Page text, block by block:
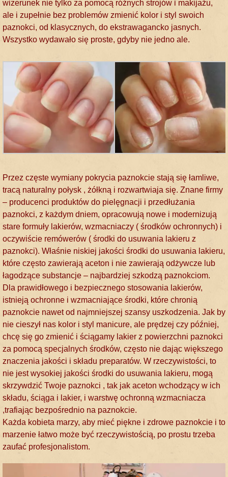
wizerunek nie tylko za pomocą różnych strojów i makijażu,
ale i zupełnie bez problemów zmienić kolor i styl swoich
paznokci, od klasycznych, do ekstrawagancko jasnych.
Wszystko wydawało się proste, gdyby nie jedno ale.
Przez częste wymiany pokrycia paznokcie stają się łamliwe,
tracą naturalny połysk , żółkną i rozwartwiaja się. Znane firmy
– producenci produktów do pielęgnacji i przedłużania
paznokci, z każdym dniem, opracowują nowe i modernizują
stare formuły lakierów, wzmacniaczy ( środków ochronnych) i
oczywiście remówerów ( środki do usuwania lakieru z
paznokci). Właśnie niskiej jakości środki do usuwania lakieru,
które często zawierają aceton i nie zawierają odżywcze lub
łagodzące substancje – najbardziej szkodzą paznokciom.
Dla prawidłowego i bezpiecznego stosowania lakierów,
istnieją ochronne i wzmacniające środki, które chronią
paznokcie nawet od najmniejszej szansy uszkodzenia. Jak by
nie cieszył nas kolor i styl manicure, ale prędzej czy później,
chcę się go zmienić i ściągamy lakier z powierzchni paznokci
za pomocą specjalnych środków, często nie dając większego
znaczenia jakości i składu preparatów. W rzeczywistości, to
nie jest wysokiej jakości środki do usuwania lakieru, mogą
skrzywdzić Twoje paznokci , tak jak aceton wchodzący w ich
składu, ściąga i lakier, i warstwę ochronną wzmacniacza
,trafiając bezpośrednio na paznokcie.
Każda kobieta marzy, aby mieć piękne i zdrowe paznokcie i to
marzenie łatwo może być rzeczywistością, po prostu trzeba
zaufać profesjonalistom.